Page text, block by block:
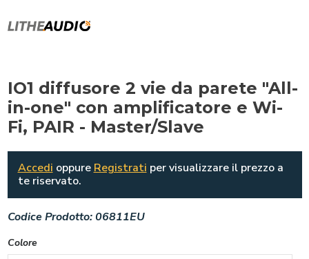
IO1 diffusore 2 vie da parete "All-
in-one" con amplificatore e Wi-
Fi, PAIR - Master/Slave
Accedi oppure Registrati per visualizzare il prezzo a
te riservato.
Codice Prodotto: 06811EU
Colore